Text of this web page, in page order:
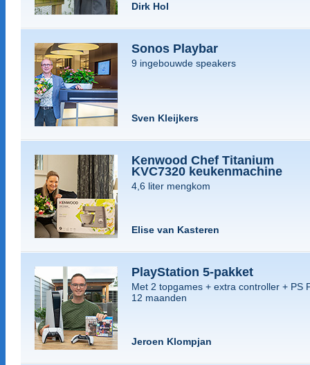
Dirk Hol
Sonos Playbar
9 ingebouwde speakers
Sven Kleijkers
Kenwood Chef Titanium
KVC7320 keukenmachine
4,6 liter mengkom
Elise van Kasteren
PlayStation 5-pakket
Met 2 topgames + extra controller + PS
12 maanden
Jeroen Klompjan